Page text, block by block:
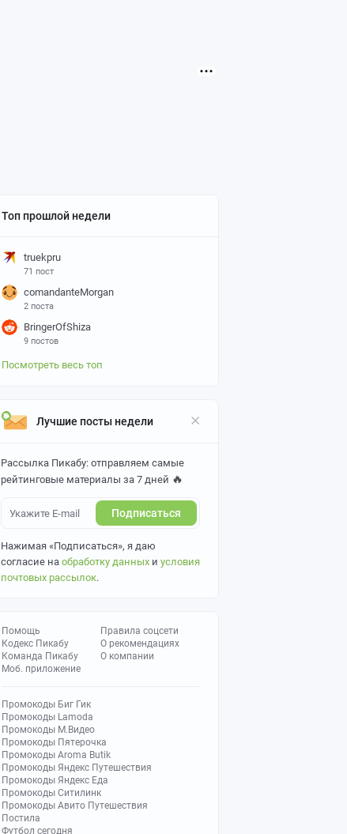
Топ прошлой недели
truekpru
71 пост
comandanteMorgan
2 поста
BringerOfShiza
9 постов
Посмотреть весь топ
Лучшие посты недели
Рассылка Пикабу: отправляем самые
рейтинговые материалы за 7 дней 🔥
Подписаться
Нажимая «Подписаться», я даю
согласие на обработку данных и условия
почтовых рассылок.
Помощь
Кодекс Пикабу
Команда Пикабу
Моб. приложение
Правила соцсети
О рекомендациях
О компании
Промокоды Биг Гик
Промокоды Lamoda
Промокоды М.Видео
Промокоды Пятерочка
Промокоды Aroma Butik
Промокоды Яндекс Путешествия
Промокоды Яндекс Еда
Промокоды Ситилинк
Промокоды Авито Путешествия
Постила
Футбол сегодня